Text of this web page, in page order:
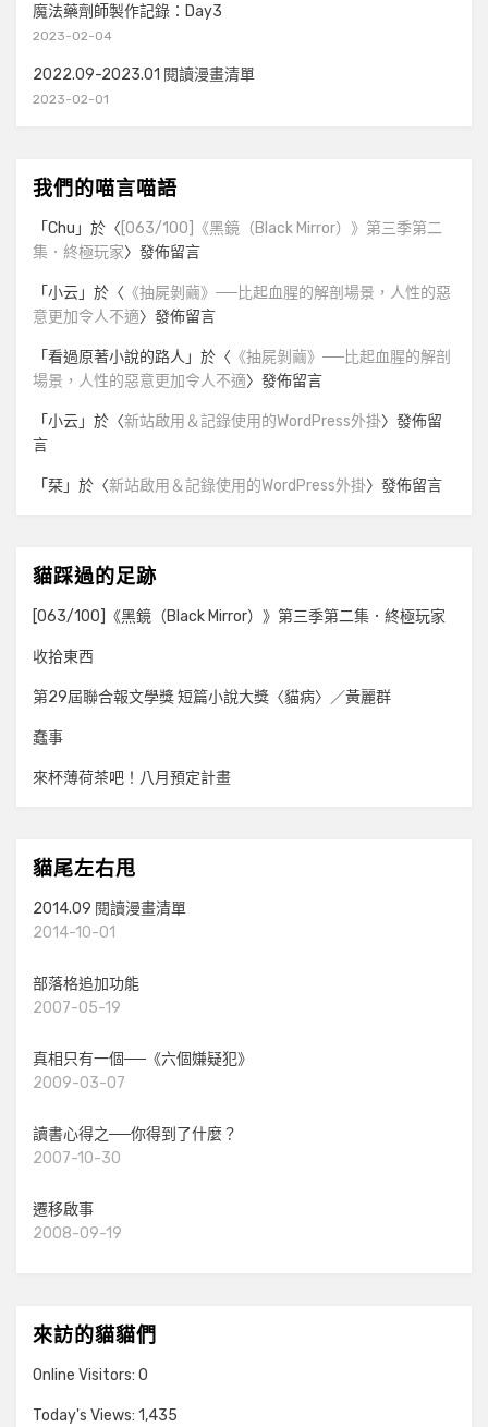
魔法藥劑師製作記錄：Day3
2023-02-04
2022.09-2023.01 閱讀漫畫清單
2023-02-01
我們的喵言喵語
「Chu 」於〈 [063/100]《黑鏡（Black Mirror）》第三季第二
集．終極玩家〉發佈留言
「小云」於〈 《抽屍剝繭》──比起血腥的解剖場景，人性的惡
意更加令人不適〉發佈留言
「看過原著小說的路人 」於〈 《抽屍剝繭》──比起血腥的解剖
場景，人性的惡意更加令人不適〉發佈留言
「小云」於〈新站啟用＆記錄使用的WordPress外掛〉發佈留
言
「栞」於〈新站啟用＆記錄使用的WordPress外掛〉發佈留言
貓踩過的足跡
[063/100]《黑鏡（Black Mirror）》第三季第二集．終極玩家
收拾東西
第29屆聯合報文學獎 短篇小說大獎〈貓病〉／黃麗群
蠢事
來杯薄荷茶吧！八月預定計畫
貓尾左右甩
2014.09 閱讀漫畫清單
2014-10-01
部落格追加功能
2007-05-19
真相只有一個──《六個嫌疑犯》
2009-03-07
讀書心得之──你得到了什麼？
2007-10-30
遷移啟事
2008-09-19
來訪的貓貓們
Online Visitors: 0
Today's Views: 1,435